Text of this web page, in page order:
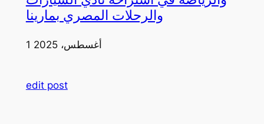
والرحلات المصري بمارينا
1 أغسطس، 2025
edit post